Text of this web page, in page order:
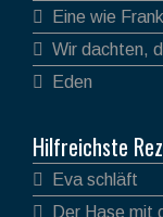
Eine wie
Wir dachten,
Eden
Hilfreichste
Eva schläft
Der Hase mit